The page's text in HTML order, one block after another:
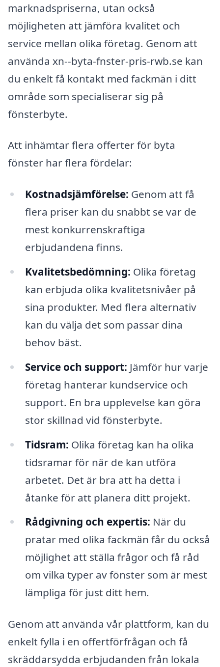
marknadspriserna, utan också
möjligheten att jämföra kvalitet och
service mellan olika företag. Genom att
använda xn--byta-fnster-pris-rwb.se kan
du enkelt få kontakt med fackmän i ditt
område som specialiserar sig på
fönsterbyte.
Att inhämtar flera offerter för byta
fönster har flera fördelar:
Kostnadsjämförelse: Genom att få
flera priser kan du snabbt se var de
mest konkurrenskraftiga
erbjudandena finns.
Kvalitetsbedömning: Olika företag
kan erbjuda olika kvalitetsnivåer på
sina produkter. Med flera alternativ
kan du välja det som passar dina
behov bäst.
Service och support: Jämför hur varje
företag hanterar kundservice och
support. En bra upplevelse kan göra
stor skillnad vid fönsterbyte.
Tidsram: Olika företag kan ha olika
tidsramar för när de kan utföra
arbetet. Det är bra att ha detta i
åtanke för att planera ditt projekt.
Rådgivning och expertis: När du
pratar med olika fackmän får du också
möjlighet att ställa frågor och få råd
om vilka typer av fönster som är mest
lämpliga för just ditt hem.
Genom att använda vår plattform, kan du
enkelt fylla i en offertförfrågan och få
skräddarsydda erbjudanden från lokala